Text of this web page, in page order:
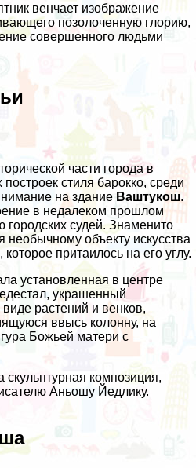
венчает изображение
позолоченную глорию,
совершенного людьми
части города в
стиля барокко, среди
на здание Ваштукош.
в недалеком прошлом
городских судей. Знаменито
необычному объекту искусства
притаилось на его углу.
установленная в центре
украшенный
растений и венков,
ввысь колонну, на
Божьей матери с
композиция,
Аньошу Йедлику.